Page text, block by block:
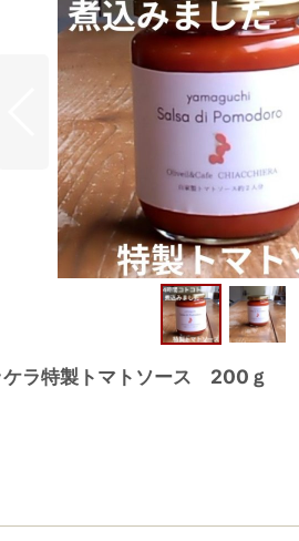
ケラ特製トマトソース 200ｇ